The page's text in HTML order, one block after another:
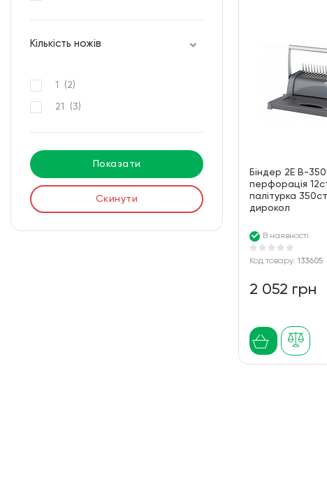
Кількість ножів
1 (2)
21 (3)
Показати
Скинути
Біндер 2E B-
перфорація
палітурка
дирокол
В наявності
Код товару: 133605
2 052 грн